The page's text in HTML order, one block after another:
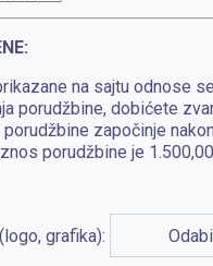
na sajtu odnose
porudžbine, dobićete
započinje
porudžbine je 1.500,00
grafika):